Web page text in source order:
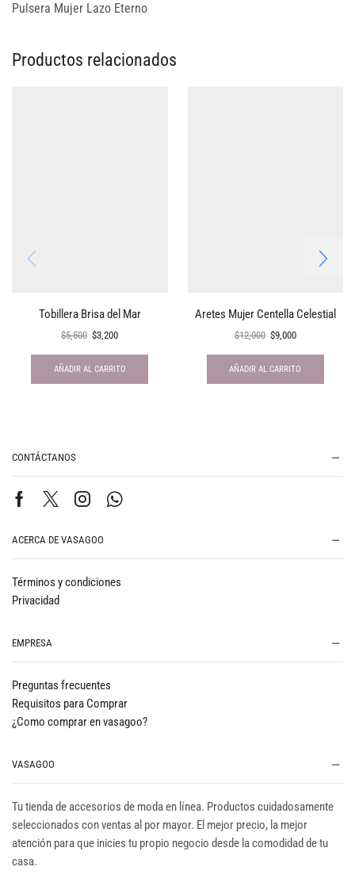
Pulsera Mujer Lazo Eterno
Productos relacionados
Tobillera Brisa del Mar
$5,500 $3,200
AÑADIR AL CARRITO
Aretes Mujer Centella Celestial
$12,000 $9,000
AÑADIR AL CARRITO
CONTÁCTANOS
ACERCA DE VASAGOO
Términos y condiciones
Privacidad
EMPRESA
Preguntas frecuentes
Requisitos para Comprar
¿Como comprar en vasagoo?
VASAGOO
Tu tienda de accesorios de moda en línea. Productos cuidadosamente
seleccionados con ventas al por mayor. El mejor precio, la mejor
atención para que inicies tu propio negocio desde la comodidad de tu
casa.